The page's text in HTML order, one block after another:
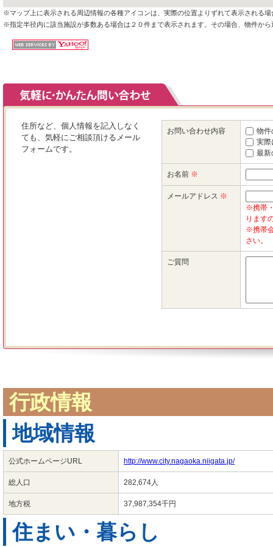
※マップ上に表示される周辺情報の各種アイコンは、実際の位置よりずれて表示される場
※指定半径内に該当施設が多数ある場合は２０件まで表示されます。その場合、物件か
行政情報
地域情報
公式ホームページURL http://www.city.nagaoka.niigata.jp/
総人口 282,674人
地方税 37,987,354千円
住まい・暮らし